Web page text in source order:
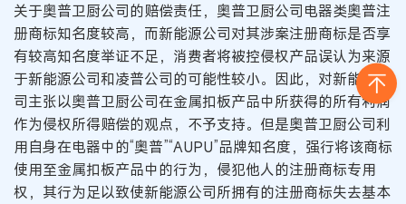
关于奥普卫厨公司的赔偿责任，奥普卫厨公司电器类奥普注
册商标知名度较高，而新能源公司对其涉案注册商标是否享
有较高知名度举证不足，消费者将被控侵权产品误认为来源
于新能源公司和凌普公司的可能性较小。因此，对新能源公
司主张以奥普卫厨公司在金属扣板产品中所获得的所有利润
作为侵权所得赔偿的观点，不予支持。但是奥普卫厨公司利
用自身在电器中的“奥普”“AUPU”品牌知名度，强行将该商标
使用至金属扣板产品中的行为，侵犯他人的注册商标专用
权，其行为足以致使新能源公司所拥有的注册商标失去基本